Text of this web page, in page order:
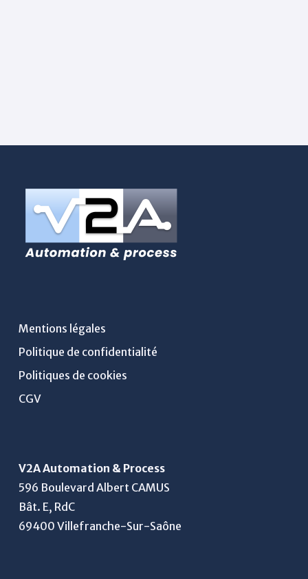
Mentions légales
Politique de confidentialité
Politiques de cookies
CGV
V2A Automation & Process
596 Boulevard Albert CAMUS
Bât. E, RdC
69400 Villefranche-Sur-Saône